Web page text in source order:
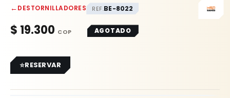
←DESTORNILLADORES REF.BE-8022
$ 19.300 AGOTADO
RESERVAR